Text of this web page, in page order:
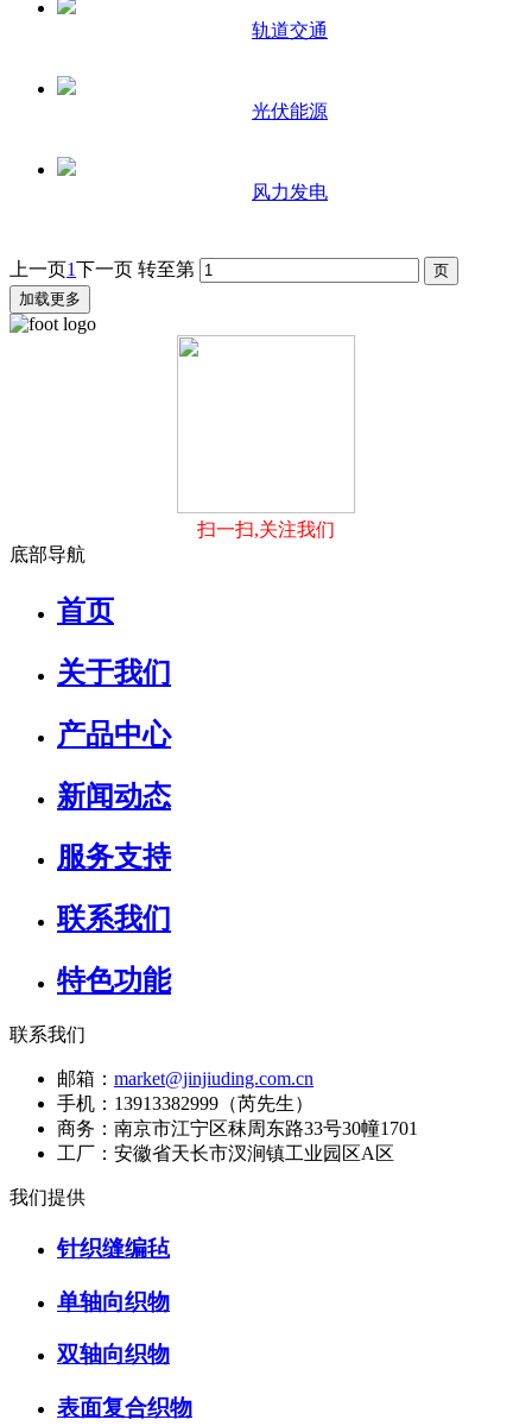
轨道交通
光伏能源
风力发电
上一页1下一页 转至第
加载更多
扫一扫,关注我们
底部导航
首页
关于我们
产品中心
新闻动态
服务支持
联系我们
特色功能
联系我们
邮箱： market@jinjiuding.com.cn
手机： 13913382999（芮先生）
商务： 南京市江宁区秣周东路33号30幢1701
工厂： 安徽省天长市汊涧镇工业园区A区
我们提供
针织缝编毡
单轴向织物
双轴向织物
表面复合织物